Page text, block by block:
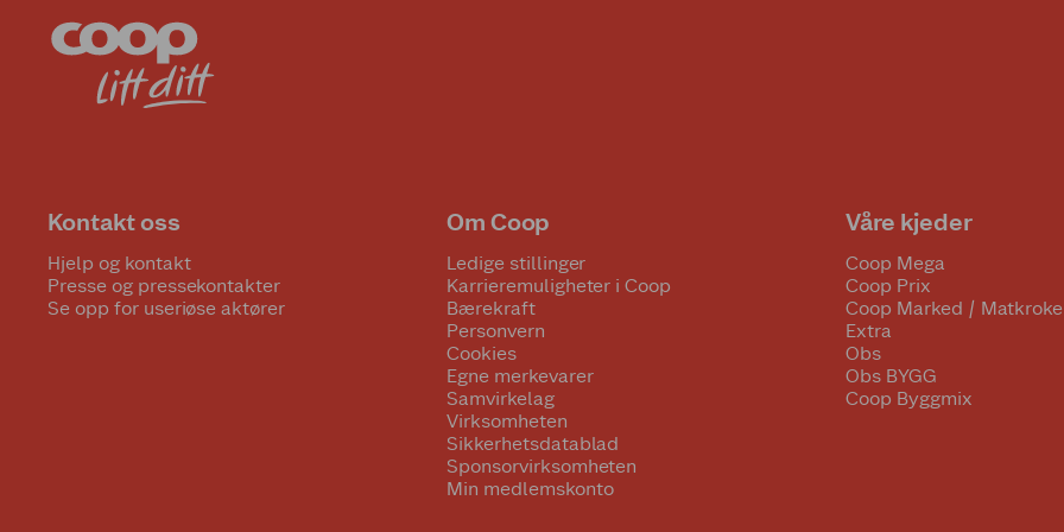
Kontakt oss
Hjelp og kontakt
Presse og pressekontakter
Se opp for useriøse aktører
Om Coop
Ledige stillinger
Karrieremuligheter i Coop
Bærekraft
Personvern
Cookies
Egne merkevarer
Samvirkelag
Virksomheten
Sikkerhetsdatablad
Sponsorvirksomheten
Min medlemskonto
Våre kjeder
Coop Mega
Coop Prix
Coop Marked /
Extra
Obs
Obs BYGG
Coop Byggmix